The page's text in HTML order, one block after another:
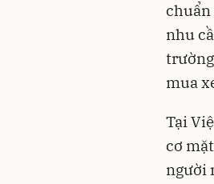
chuẩn
nhu
mua
Tại
cơ
người